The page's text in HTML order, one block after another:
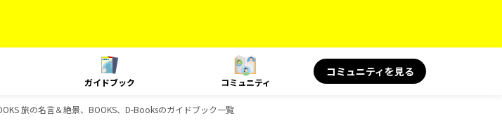
ガイドブック コミュニティ
コミュニティを見る
旅の名言＆絶景、BOOKS、D-Booksのガイドブック一覧